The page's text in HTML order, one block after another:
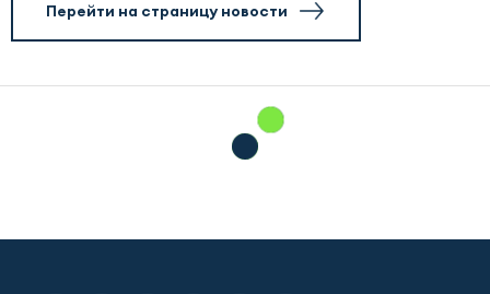
Перейти на страницу новости